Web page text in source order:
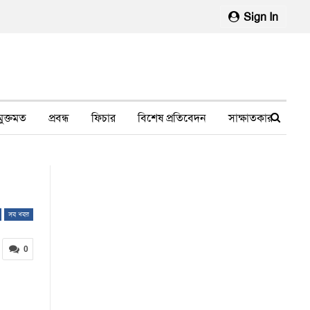
Sign In
প্রবন্ধ ফিচার বিশেষ প্রতিবেদন সাক্ষাতকার
সব খবর
0